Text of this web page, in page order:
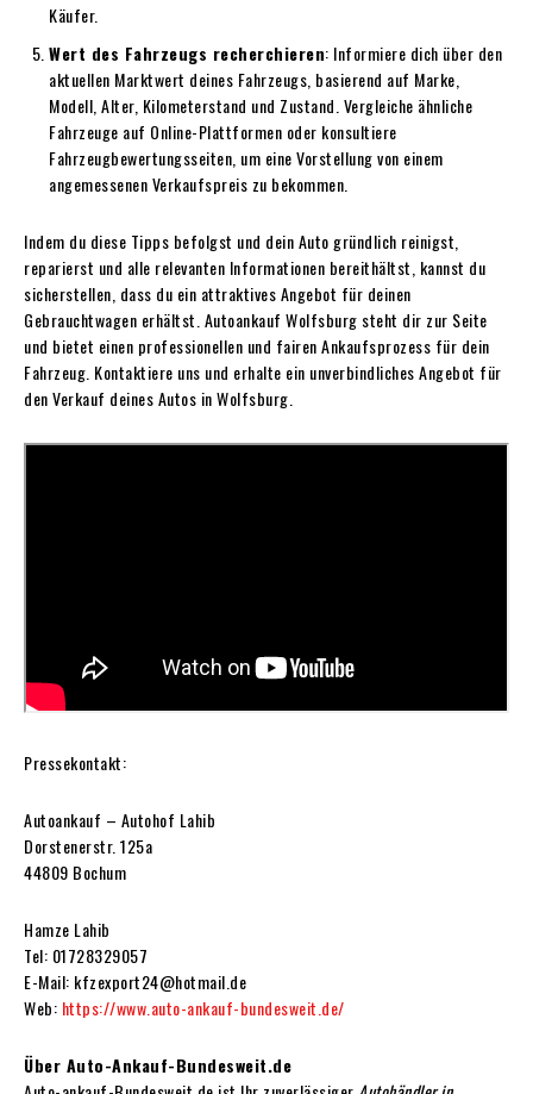
Käufer.
Wert des Fahrzeugs recherchieren: Informiere dich über den
aktuellen Marktwert deines Fahrzeugs, basierend auf Marke,
Modell, Alter, Kilometerstand und Zustand. Vergleiche ähnliche
Fahrzeuge auf Online-Plattformen oder konsultiere
Fahrzeugbewertungsseiten, um eine Vorstellung von einem
angemessenen Verkaufspreis zu bekommen.
Indem du diese Tipps befolgst und dein Auto gründlich reinigst,
reparierst und alle relevanten Informationen bereithältst, kannst du
sicherstellen, dass du ein attraktives Angebot für deinen
Gebrauchtwagen erhältst. Autoankauf Wolfsburg steht dir zur Seite
und bietet einen professionellen und fairen Ankaufsprozess für dein
Fahrzeug. Kontaktiere uns und erhalte ein unverbindliches Angebot für
den Verkauf deines Autos in Wolfsburg.
Pressekontakt:
Autoankauf – Autohof Lahib
Dorstenerstr. 125a
44809 Bochum
Hamze Lahib
Tel: 01728329057
E-Mail: kfzexport24@hotmail.de
Web: https://www.auto-ankauf-bundesweit.de/
Über Auto-Ankauf-Bundesweit.de